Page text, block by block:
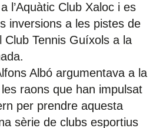
l’Aquàtic Club Xaloc i es
inversions a les pistes de
Club Tennis Guíxols a la
Albó argumentava a la
raons que han impulsat
per prendre aquesta
sèrie de clubs esportius